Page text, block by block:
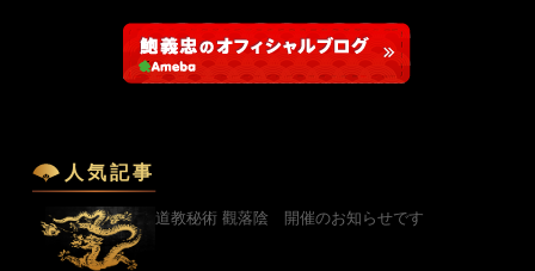
人気記事
道教秘術 觀落陰 開催のお知らせです